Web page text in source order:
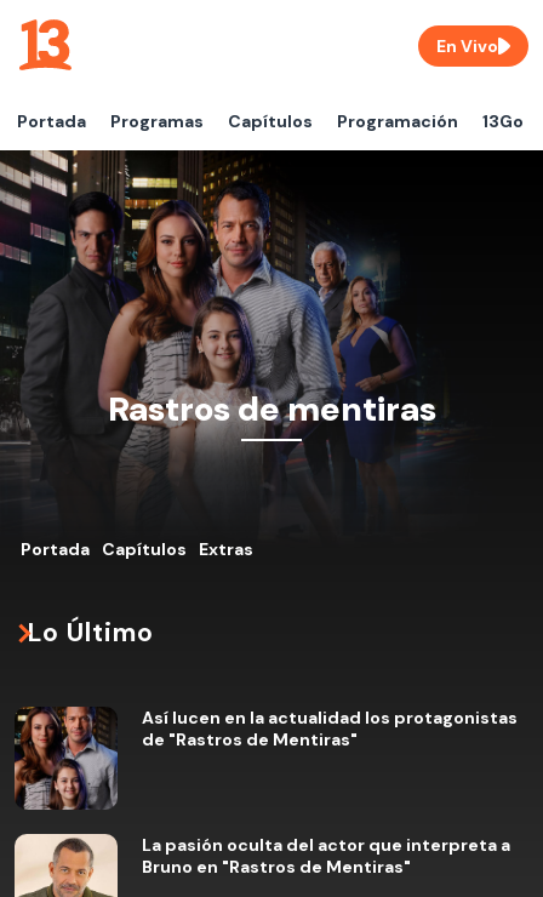
Portada Programas Capítulos Programación 13Go
En Vivo
Rastros de mentiras
Portada Capítulos Extras
Lo Último
Así lucen en la actualidad los protagonistas
de "Rastros de Mentiras"
La pasión oculta del actor que interpreta a
Bruno en "Rastros de Mentiras"